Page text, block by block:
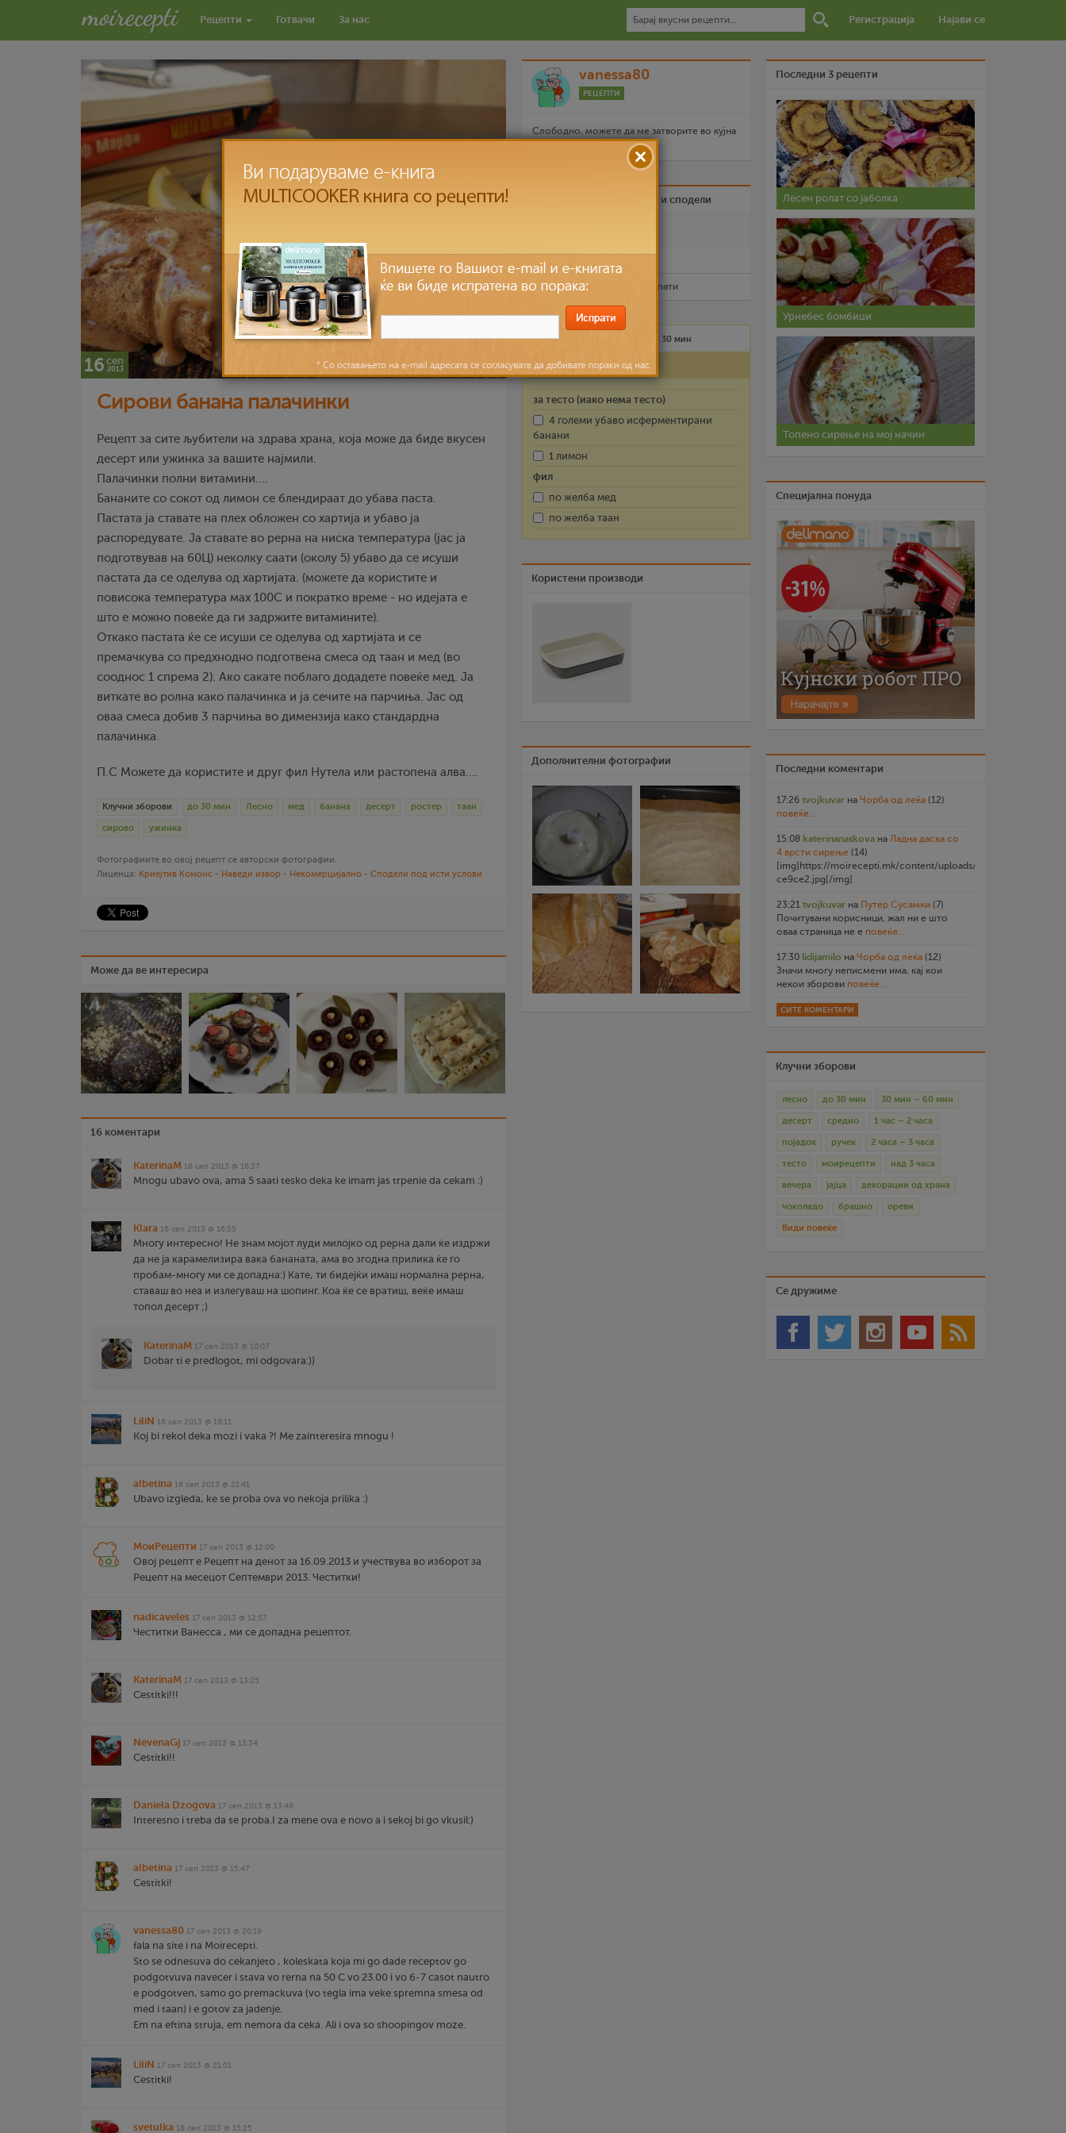
Рецепти Готвачи За нас Регистрација Најави се
16 сеп
2013
Сирови банана палачинки
Рецепт за сите љубители на здрава храна, која може да биде вкусен
десерт или ужинка за вашите најмили.
Палачинки полни витамини....
Бананите со сокот од лимон се блендираат до убава паста.
Пастата ја ставате на плех обложен со хартија и убаво ја
распоредувате. Ја ставате во рерна на ниска температура (јас ја
подготвував на 60Ц) неколку саати (околу 5) убаво да се исуши
пастата да се оделува од хартијата. (можете да користите и
повисока температура мах 100С и пократко време - но идејата е
што е можно повеќе да ги задржите витамините).
Откако пастата ќе се исуши се оделува од хартијата и се
премачкува со предхнодно подготвена смеса од таан и мед (во
сооднос 1 спрема 2). Ако сакате поблаго додадете повеќе мед. Ја
виткате во ролна како палачинка и ја сечите на парчиња. Јас од
оваа смеса добив 3 парчиња во димензија како стандардна
палачинка.
П.С Можете да користите и друг фил Нутела или растопена алва....
Клучни зборови до 30 мин Лесно мед банана десерт ростер таан
сирово ужинка
Фотографиите во овој рецепт се авторски фотографии.
Лиценца: Криејтив Комонс - Наведи извор - Некомерцијално - Сподели под исти услови
Може да ве интересира
16 коментари
KaterinaM 16 сеп 2013 @ 16:37
Mnogu ubavo ova, ama 5 saati tesko deka ke imam jas trpenie da cekam :)
Klara 16 сеп 2013 @ 16:55
Многу интересно! Не знам мојот луди милојко од рерна дали ќе издржи
да не ја карамелизира вака бананата, ама во згодна прилика ќе го
пробам-многу ми се допадна:) Кате, ти бидејќи имаш нормална рерна,
ставаш во неа и излегуваш на шопинг. Коа ќе се вратиш, веќе имаш
топол десерт ;)
KaterinaM 17 сеп 2013 @ 10:07
Dobar ti e predlogot, mi odgovara:))
LiliN 16 сеп 2013 @ 19:11
Koj bi rekol deka mozi i vaka ?! Me zainteresira mnogu !
albetina 16 сеп 2013 @ 21:41
Ubavo izgleda, ke se proba ova vo nekoja prilika :)
МоиРецепти 17 сеп 2013 @ 12:00
Овој рецепт е Рецепт на денот за 16.09.2013 и учествува во изборот за
Рецепт на месецот Септември 2013. Честитки!
nadicaveles 17 сеп 2013 @ 12:57
Честитки Ванесса , ми се допадна рецептот.
KaterinaM 17 сеп 2013 @ 13:25
Cestitki!!!
NevenaGj 17 сеп 2013 @ 13:34
Cestitki!!
Daniela Dzogova 17 сеп 2013 @ 13:48
Interesno i treba da se proba.I za mene ova e novo a i sekoj bi go vkusil:)
albetina 17 сеп 2013 @ 15:47
Cestitki!
vanessa80 17 сеп 2013 @ 20:19
fala na site i na Moirecepti.
Sto se odnesuva do cekanjeto , koleskata koja mi go dade receptov go
podgotvuva navecer i stava vo rerna na 50 C vo 23.00 i vo 6-7 casot nautro
e podgotven, samo go premackuva (vo tegla ima veke spremna smesa od
med i taan) i e gotov za jadenje.
Em na eftina struja, em nemora da ceka. Ali i ova so shoopingov moze.
LiliN 17 сеп 2013 @ 21:01
Cestitki!
svetulka 18 сеп 2013 @ 15:25
vanessa80
РЕЦЕПТИ
Слободно, можете да ме затворите во кујна
и да го изгубите клучот...
Биди вистински пријател и сподели
Испечати го рецептот
Рецептот е прочитан пати
Лесно до 30 мин
Состојки
за тесто (иако нема тесто)
4 големи убаво исферментирани
банани
1 лимон
фил
по желба мед
по желба таан
Користени производи
Дополнителни фотографии
Последни 3 рецепти
Лесен ролат со јаболка
Урнебес бомбици
Топено сирење на мој начин
Специјална понуда
Последни коментари
17:26 tvojkuvar на Чорба од леќа (12)
повеќе...
15:08 katerinanaskova на Ладна даска со
4 врсти сирење (14)
[img]https://moirecepti.mk/content/uploads/2026/07/
ce9ce2.jpg[/img]
23:21 tvojkuvar на Путер Сусамки (7)
Почитувани корисници, жал ни е што
оваа страница не е повеќе...
17:30 lidijamilo на Чорба од леќа (12)
Значи многу неписмени има, кај кои
некои зборови повеќе...
СИТЕ КОМЕНТАРИ
Клучни зборови
лесно до 30 мин 30 мин – 60 мин
десерт средно 1 час – 2 часа
појадок ручек 2 часа – 3 часа
тесто моирецепти над 3 часа
вечера јајца декорации од храна
чоколадо брашно ореви
Види повеќе
Се дружиме